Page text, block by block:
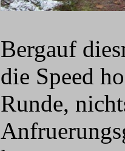
Bergauf
die Speed
Runde,